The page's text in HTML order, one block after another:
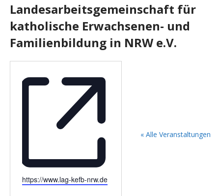
Landesarbeitsgemeinschaft für
katholische Erwachsenen- und
Familienbildung in NRW e.V.
« Alle Veranstaltungen
W
https://www.lag-kefb-nrw.de